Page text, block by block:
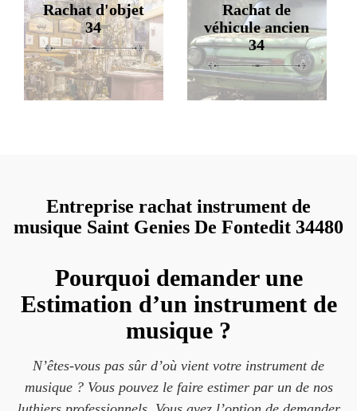
Rachat d'objet
34
Rachat de
véhicule ancien
34
Entreprise rachat instrument de
musique Saint Genies De Fontedit 34480
Pourquoi demander une
Estimation d’un instrument de
musique ?
N’êtes-vous pas sûr d’où vient votre instrument de
musique ? Vous pouvez le faire estimer par un de nos